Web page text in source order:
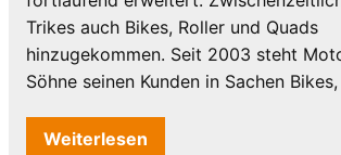
Trikes auch Bikes, Roller und Quads
hinzugekommen. Seit 2003 steht
Söhne seinen Kunden in Sachen
Weiterlesen